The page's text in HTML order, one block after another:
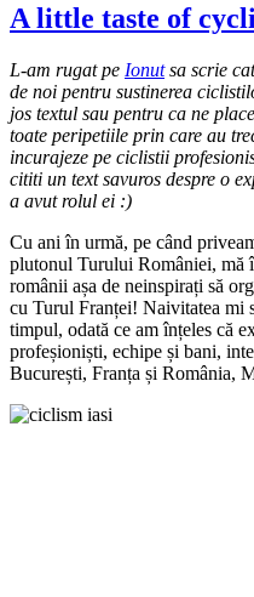
A little taste of
L-am rugat pe Ionutsa scrie
de noi pentru sustinerea
jos textul sau pentru ca ne
toate peripetiile prin care au
incurajeze pe ciclistii
cititi un text savuros despre o
a avut rolul ei :)
Cu ani în urmă, pe când
plutonul Turului României, mă
românii așa de neinspirați să
cu Turul Franței! Naivitatea mi
timpul, odată ce am înțeles că
profeșioniști, echipe și bani,
București, Franța și România,